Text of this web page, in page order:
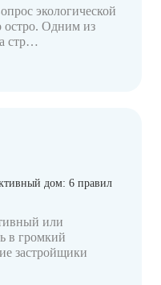
экологической
остро. Одним из
стр…
дом: 6 правил
или
в громкий
застройщики